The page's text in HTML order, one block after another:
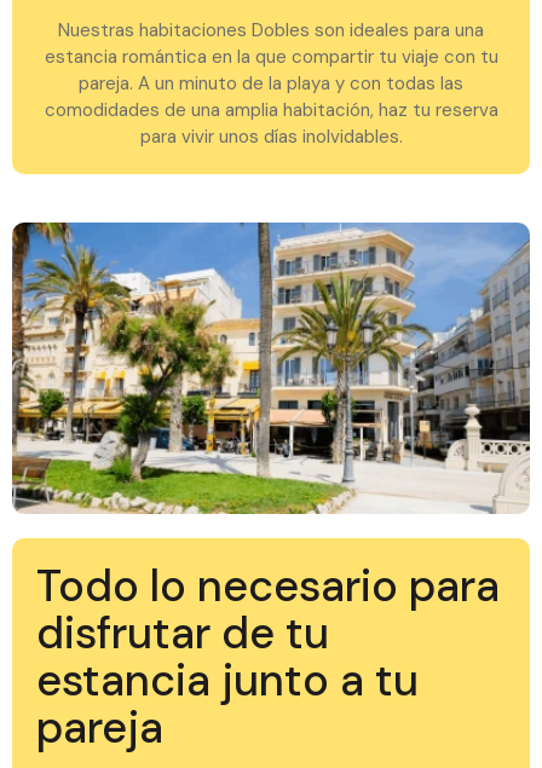
Nuestras habitaciones Dobles son ideales para una
estancia romántica en la que compartir tu viaje con tu
pareja. A un minuto de la playa y con todas las
comodidades de una amplia habitación, haz tu reserva
para vivir unos días inolvidables.
Todo lo necesario para
disfrutar de tu
estancia junto a tu
pareja